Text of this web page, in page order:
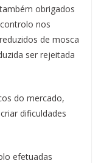
obrigados
nos
de mosca
ser rejeitada
do mercado,
dificuldades
efetuadas